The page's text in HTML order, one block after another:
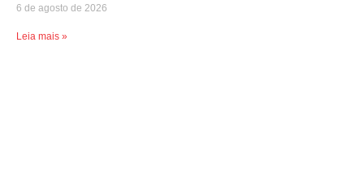
6 de agosto de 2026
Leia mais »